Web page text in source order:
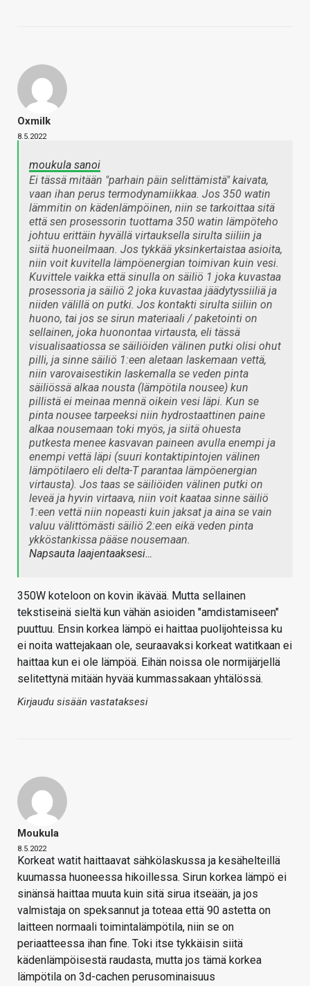
Oxmilk
8.5.2022
moukula sanoi
Ei tässä mitään "parhain päin selittämistä" kaivata,
vaan ihan perus termodynamiikkaa. Jos 350 watin
lämmitin on kädenlämpöinen, niin se tarkoittaa sitä
että sen prosessorin tuottama 350 watin lämpöteho
johtuu erittäin hyvällä virtauksella sirulta siiliin ja
siitä huoneilmaan. Jos tykkää yksinkertaistaa asioita,
niin voit kuvitella lämpöenergian toimivan kuin vesi.
Kuvittele vaikka että sinulla on säiliö 1 joka kuvastaa
prosessoria ja säiliö 2 joka kuvastaa jäädytyssiiliä ja
niiden välillä on putki. Jos kontakti sirulta siiliin on
huono, tai jos se sirun materiaali / paketointi on
sellainen, joka huonontaa virtausta, eli tässä
visualisaatiossa se säiliöiden välinen putki olisi ohut
pilli, ja sinne säiliö 1:een aletaan laskemaan vettä,
niin varovaisestikin laskemalla se veden pinta
säiliössä alkaa nousta (lämpötila nousee) kun
pillistä ei meinaa mennä oikein vesi läpi. Kun se
pinta nousee tarpeeksi niin hydrostaattinen paine
alkaa nousemaan toki myös, ja siitä ohuesta
putkesta menee kasvavan paineen avulla enempi ja
enempi vettä läpi (suuri kontaktipintojen välinen
lämpötilaero eli delta-T parantaa lämpöenergian
virtausta). Jos taas se säiliöiden välinen putki on
leveä ja hyvin virtaava, niin voit kaataa sinne säiliö
1:een vettä niin nopeasti kuin jaksat ja aina se vain
valuu välittömästi säiliö 2:een eikä veden pinta
ykköstankissa pääse nousemaan.
Napsauta laajentaaksesi…
350W koteloon on kovin ikävää. Mutta sellainen
tekstiseinä sieltä kun vähän asioiden "amdistamiseen"
puuttuu. Ensin korkea lämpö ei haittaa puolijohteissa ku
ei noita wattejakaan ole, seuraavaksi korkeat watitkaan ei
haittaa kun ei ole lämpöä. Eihän noissa ole normijärjellä
selitettynä mitään hyvää kummassakaan yhtälössä.
Kirjaudu sisään vastataksesi
Moukula
8.5.2022
Korkeat watit haittaavat sähkölaskussa ja kesähelteillä
kuumassa huoneessa hikoillessa. Sirun korkea lämpö ei
sinänsä haittaa muuta kuin sitä sirua itseään, ja jos
valmistaja on speksannut ja toteaa että 90 astetta on
laitteen normaali toimintalämpötila, niin se on
periaatteessa ihan fine. Toki itse tykkäisin siitä
kädenlämpöisestä raudasta, mutta jos tämä korkea
lämpötila on 3d-cachen perusominaisuus